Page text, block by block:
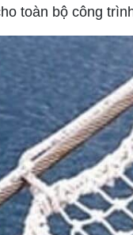
toàn bộ công